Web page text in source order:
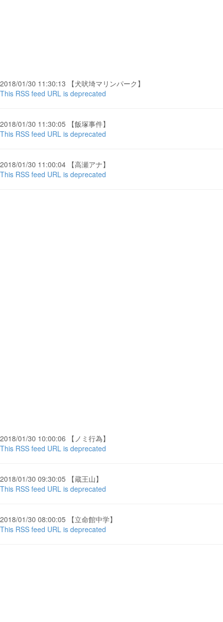
2018/01/30 11:30:13 【犬吠埼マリンパーク】
This RSS feed URL is deprecated
2018/01/30 11:30:05 【飯塚事件】
This RSS feed URL is deprecated
2018/01/30 11:00:04 【高瀬アナ】
This RSS feed URL is deprecated
2018/01/30 10:00:06 【ノミ行為】
This RSS feed URL is deprecated
2018/01/30 09:30:05 【蔵王山】
This RSS feed URL is deprecated
2018/01/30 08:00:05 【立命館中学】
This RSS feed URL is deprecated